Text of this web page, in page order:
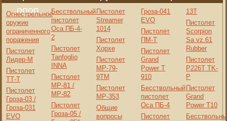
оооп
Огнестрельное
оружие
ограниченного
поражения
Пистолет
Лидер-М
Пистолет
ТТ-Т
Пистолет
Гроза-03 /
Гроза-031
EVO
Бесствольный
пистолет
Оса ПБ-4-
2
Пистолет
Tanfoglio
INNA
Пистолет
МР-81 /
МР-82
Пистолет
Гроза-05 /
Пистолет
Streamer
1014
Пистолет
Хорхе
Пистолет
МР-79-
9ТМ
Пистолет
МР-353
Общие
вопросы
Гроза-041
EVO
Пистолет
ПМ-Т
Пистолет
Grand
Power T
910
Бесствольный
пистолет
Оса ПБ-4
Пистолет
13Т
Пистолет
Scorpion
Sa vz.61
Rubber
Пистолет
P226T TK-
P
Пистолет
Grand
Power T10